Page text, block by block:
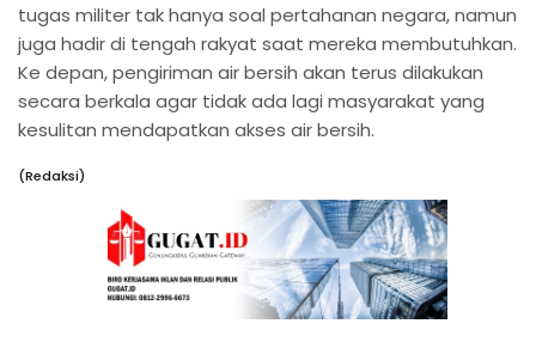
tugas militer tak hanya soal pertahanan negara, namun
juga hadir di tengah rakyat saat mereka membutuhkan.
Ke depan, pengiriman air bersih akan terus dilakukan
secara berkala agar tidak ada lagi masyarakat yang
kesulitan mendapatkan akses air bersih.
(Redaksi)